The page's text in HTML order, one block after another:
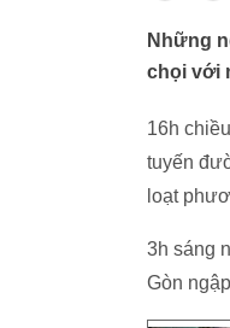
Những
chọi với
16h
tuyến
loạt
3h sáng
Gòn